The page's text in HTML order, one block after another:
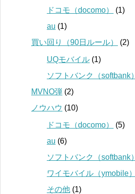
ドコモ（docomo）
(1)
au (1)
買い回り（90日ルール）
(2)
UQモバイル (1)
ソフトバンク（softbank）
MVNO弾 (2)
ノウハウ (10)
ドコモ（docomo）
(5)
au (6)
ソフトバンク（softbank）
ワイモバイル（ymobile）
その他 (1)